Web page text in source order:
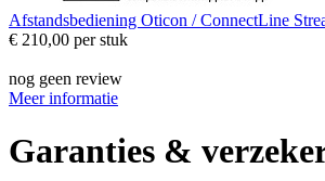
Afstandsbediening Oticon / ConnectLine
€ 210,00 per stuk
nog geen review
Meer informatie
Garanties &